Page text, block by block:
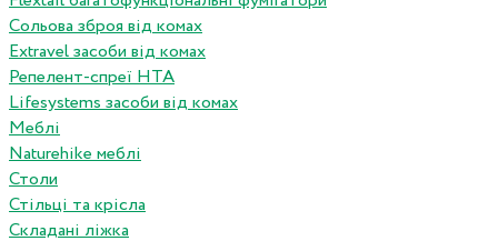
Сольова зброя від комах
Extravel засоби від комах
Репелент-спреї HTA
Lifesystems засоби від комах
Меблі
Naturehike меблі
Столи
Стільці та крісла
Складані ліжка